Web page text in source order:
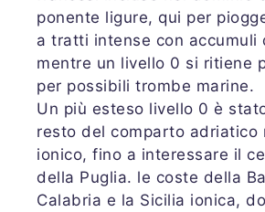
ponente ligure, qui per
a tratti intense con accumuli
mentre un livello 0 si ritiene
per possibili trombe marine.
Un più esteso livello 0 è
resto del comparto adriatico
ionico, fino a interessare il
della Puglia. le coste della
Calabria e la Sicilia ionica,